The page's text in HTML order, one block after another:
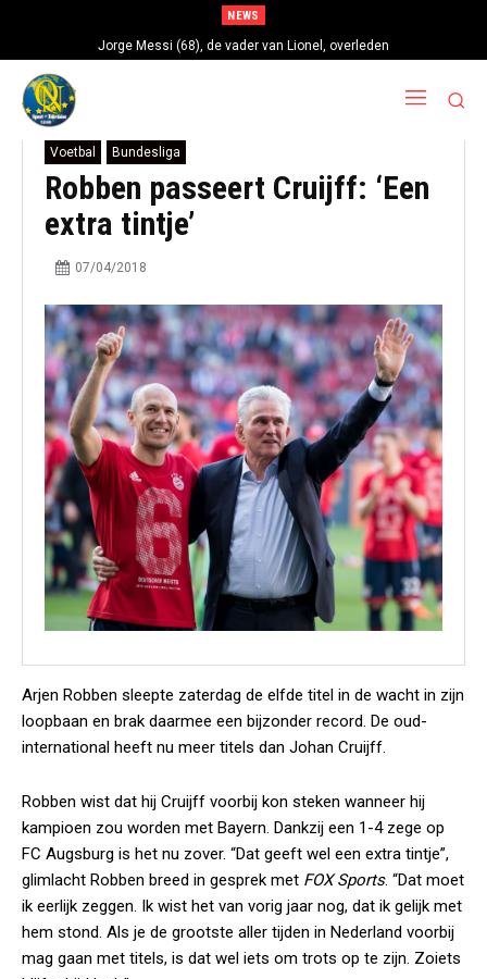
NEWS
Jorge Messi (68), de vader van Lionel, overleden
Voetbal Bundesliga
Robben passeert Cruijff: ‘Een
extra tintje’
07/04/2018
Arjen Robben sleepte zaterdag de elfde titel in de wacht in zijn
loopbaan en brak daarmee een bijzonder record. De oud-
international heeft nu meer titels dan Johan Cruijff.
Robben wist dat hij Cruijff voorbij kon steken wanneer hij
kampioen zou worden met Bayern. Dankzij een 1-4 zege op
FC Augsburg is het nu zover. “Dat geeft wel een extra tintje”,
glimlacht Robben breed in gesprek met FOX Sports. “Dat moet
ik eerlijk zeggen. Ik wist het van vorig jaar nog, dat ik gelijk met
hem stond. Als je de grootste aller tijden in Nederland voorbij
mag gaan met titels, is dat wel iets om trots op te zijn. Zoiets